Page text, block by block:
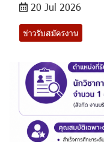
20 Jul 2026
ข่าวรับสมัครงาน